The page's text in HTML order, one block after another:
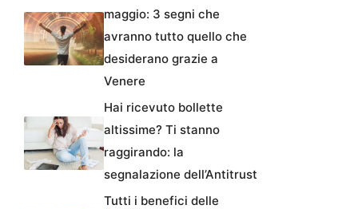
maggio: 3 segni che
avranno tutto quello che
desiderano grazie a
Venere
Hai ricevuto bollette
altissime? Ti stanno
raggirando: la
segnalazione dell’Antitrust
Tutti i benefici delle